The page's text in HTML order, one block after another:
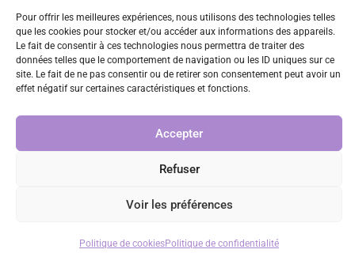
Pour offrir les meilleures expériences, nous utilisons des technologies telles
que les cookies pour stocker et/ou accéder aux informations des appareils.
Le fait de consentir à ces technologies nous permettra de traiter des
données telles que le comportement de navigation ou les ID uniques sur ce
site. Le fait de ne pas consentir ou de retirer son consentement peut avoir un
effet négatif sur certaines caractéristiques et fonctions.
Accepter
Refuser
Voir les préférences
Politique de cookiesPolitique de confidentialité